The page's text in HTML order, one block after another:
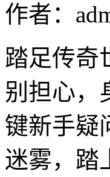
作者：
踏足传奇
别担心，
键新手疑
迷雾，踏